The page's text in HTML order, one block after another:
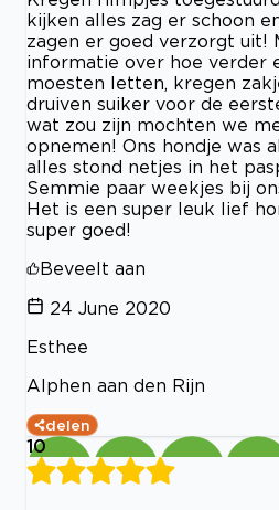
kijken alles zag er schoon
zagen er goed verzorgt uit!
informatie over hoe verder
moesten letten, kregen
druiven suiker voor de
wat zou zijn mochten we
opnemen! Ons hondje was
alles stond netjes in het
Semmie paar weekjes bij
Het is een super leuk lief
super goed!
Beveelt aan
24 June 2020
Esthee
Alphen aan den Rijn
delen
10